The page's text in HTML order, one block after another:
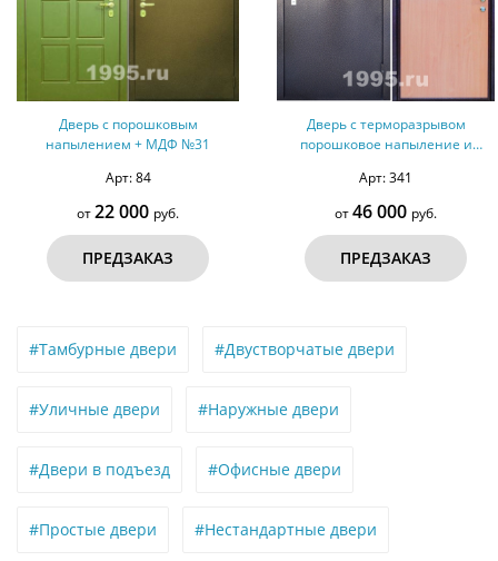
Дверь с порошковым
напылением + МДФ №31
Арт: 84
от22 000 руб.
ПРЕДЗАКАЗ
Дверь с терморазрывом
порошковое напыление и
Арт: 341
от46 000 руб.
ПРЕДЗАКАЗ
#Тамбурные двери #Двустворчатые двери
#Уличные двери #Наружные двери
#Двери в подъезд #Офисные двери
#Простые двери #Нестандартные двери